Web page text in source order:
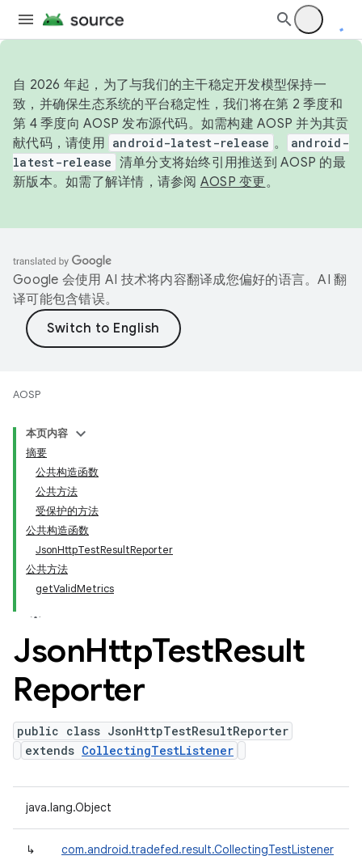
自 2026 年起，为了与我们的主干稳定开发模型保持一
致，并确保生态系统的平台稳定性，我们将在第 2 季度和
第 4 季度向 AOSP 发布源代码。如需构建 AOSP 并为其贡
献代码，请使用 android-latest-release 。
android-
latest-release 清单分支将始终引用推送到 AOSP 的最
新版本。如需了解详情，请参阅 AOSP 变更。
Google 会使用 AI 技术将内容翻译成您偏好的语言。AI 翻
译可能包含错误。
AOSP
本页内容
摘要
公共构造函数
公共方法
受保护的方法
公共构造函数
JsonHttpTestResultReporter
公共方法
getValidMetrics
JsonHttpTestResult
Reporter
public class JsonHttpTestResultReporter
extends CollectingTestListener
java.lang.Object
↳ com.android.tradefed.result.CollectingTestListener